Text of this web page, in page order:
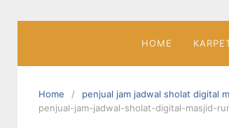
HOME
Home
penjual jam jadwal sholat digital
penjual-jam-jadwal-sholat-digital-masjid-